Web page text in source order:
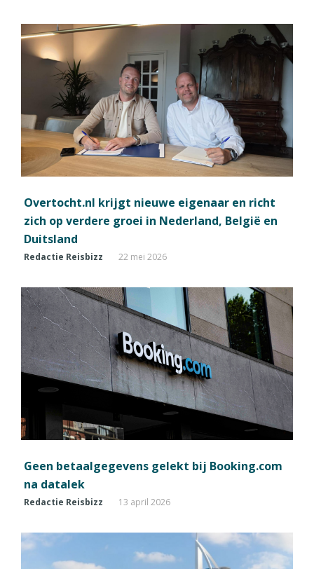
Overtocht.nl krijgt nieuwe eigenaar en richt
zich op verdere groei in Nederland, België en
Duitsland
Redactie Reisbizz 22 mei 2026
Geen betaalgegevens gelekt bij Booking.com
na datalek
Redactie Reisbizz 13 april 2026